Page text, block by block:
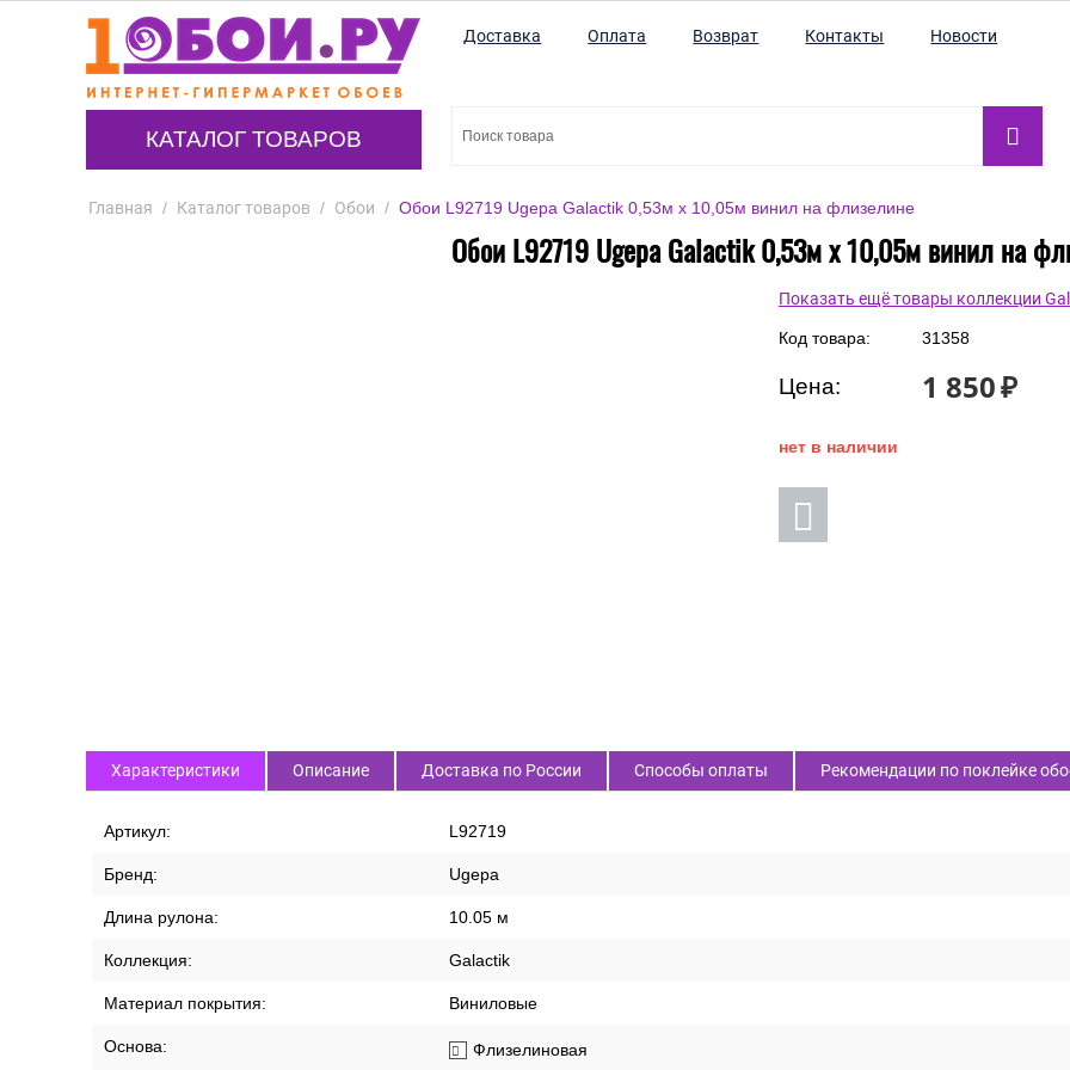
КАТАЛОГ ТОВАРОВ
Доставка Оплата Возврат Контакты Новости
Главная / Каталог товаров / Обои / Обои L92719 Ugepa Galactik 0,53м x 10,05м винил на флизелине
Обои L92719 Ugepa Galactik 0,53м x 10,05м винил на
Показать ещё товары коллекции
Код товара: 31358
Цена: 1 850₽
нет в наличии
Характеристики Описание Доставка по России Способы оплаты Рекомендации по поклейке
Артикул: L92719
Бренд: Ugepa
Длина рулона: 10.05 м
Коллекция: Galactik
Материал покрытия: Виниловые
Основа: Флизелиновая